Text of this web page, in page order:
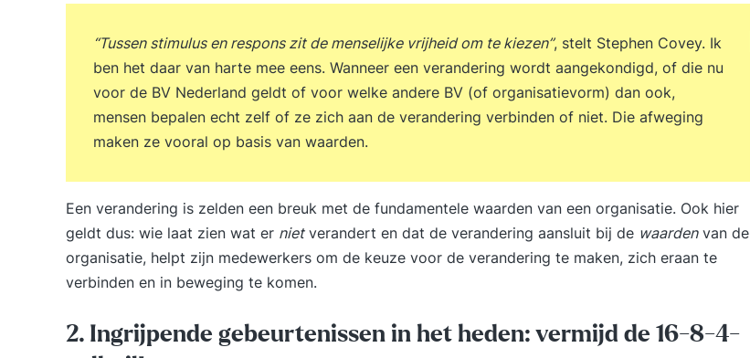
“Tussen stimulus en respons zit de menselijke vrijheid om te kiezen”, stelt Stephen Covey. Ik
ben het daar van harte mee eens. Wanneer een verandering wordt aangekondigd, of die nu
voor de BV Nederland geldt of voor welke andere BV (of organisatievorm) dan ook,
mensen bepalen echt zelf of ze zich aan de verandering verbinden of niet. Die afweging
maken ze vooral op basis van waarden.
Een verandering is zelden een breuk met de fundamentele waarden van een organisatie. Ook hier
geldt dus: wie laat zien wat er nietverandert en dat de verandering aansluit bij de waardenvan de
organisatie, helpt zijn medewerkers om de keuze voor de verandering te maken, zich eraan te
verbinden en in beweging te komen.
2. Ingrijpende gebeurtenissen in het heden: vermijd de 16-8-4-